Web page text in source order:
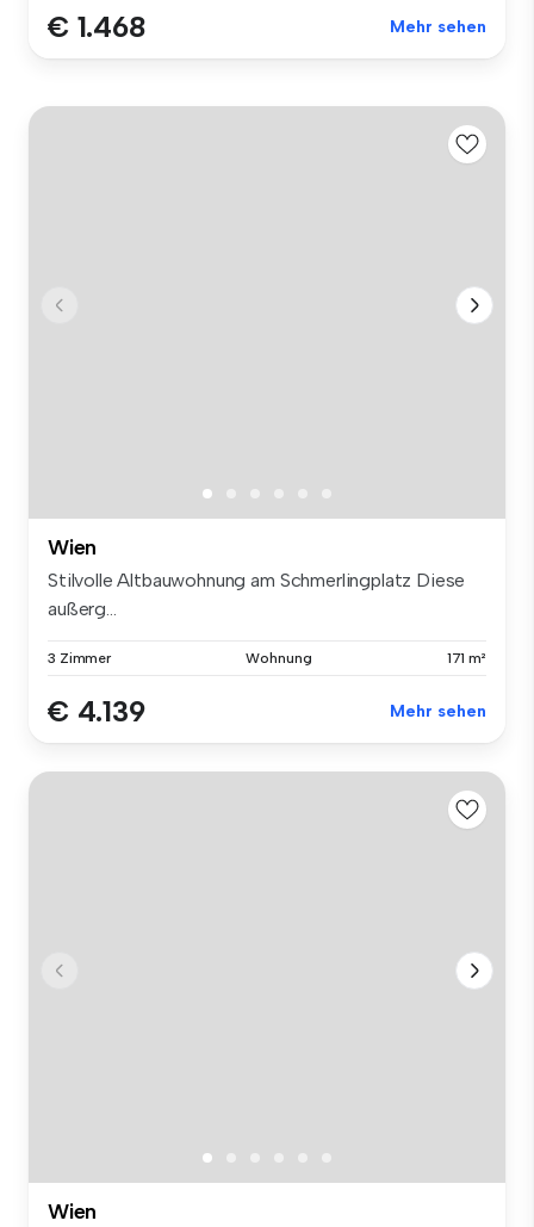
€ 1.468 Mehr sehen
Wien
Stilvolle Altbauwohnung am Schmerlingplatz Diese
außerg...
3 Zimmer Wohnung 171 m²
€ 4.139 Mehr sehen
Wien